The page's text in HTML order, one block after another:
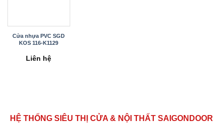
Cửa nhựa PVC SGD
KOS 116-K1129
Liên hệ
HỆ THỐNG SIÊU THỊ CỬA & NỘI THẤT SAIGONDOOR